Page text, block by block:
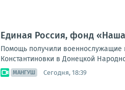
Единая Россия, фонд
Помощь получили военнослужащие
Константиновки в Донецкой
МАНГУШ Сегодня, 18:39